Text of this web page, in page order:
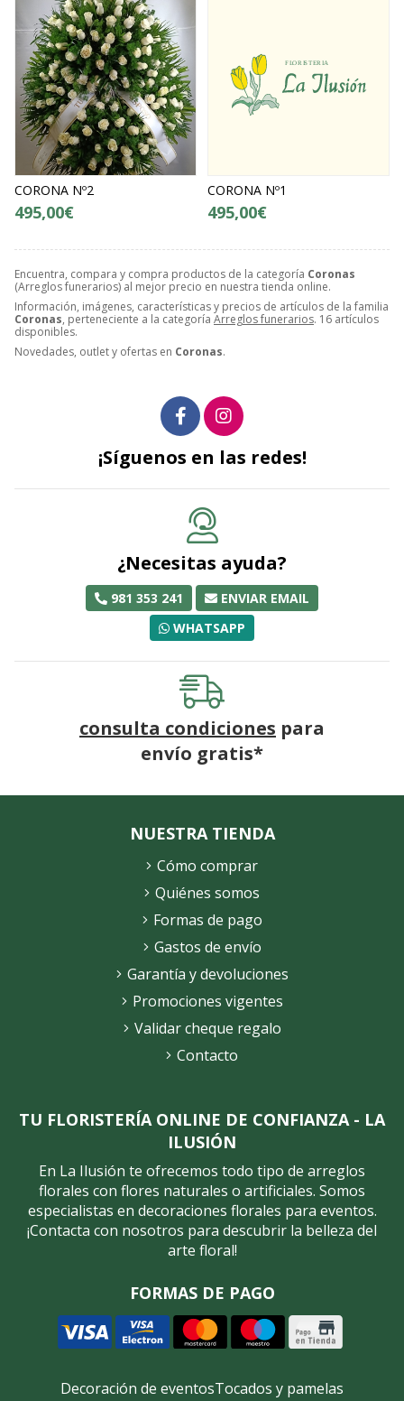
Encuentra, compara y compra productos de la categoría Coronas
(Arreglos funerarios) al mejor precio en nuestra tienda online.
Información, imágenes, características y precios de artículos de la familia
Coronas, perteneciente a la categoría Arreglos funerarios. 16 artículos
disponibles.
Novedades, outlet y ofertas en Coronas.
CORONA Nº2
495,00€
CORONA Nº1
495,00€
¡Síguenos en las redes!
¿Necesitas ayuda?
981 353 241
ENVIAR EMAIL
WHATSAPP
consulta condiciones para
envío gratis*
TU FLORISTERÍA ONLINE DE CONFIANZA - LA
ILUSIÓN
En La Ilusión te ofrecemos todo tipo de arreglos
florales con flores naturales o artificiales. Somos
especialistas en decoraciones florales para eventos.
¡Contacta con nosotros para descubrir la belleza del
arte floral!
FORMAS DE PAGO
NUESTRA TIENDA
Cómo comprar
Quiénes somos
Formas de pago
Gastos de envío
Garantía y devoluciones
Promociones vigentes
Validar cheque regalo
Contacto
Decoración de eventosTocados y pamelas